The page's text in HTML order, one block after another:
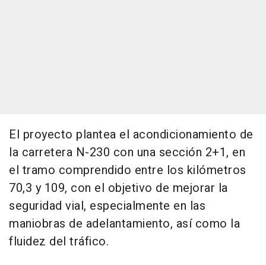
El proyecto plantea el acondicionamiento de
la carretera N-230 con una sección 2+1, en
el tramo comprendido entre los kilómetros
70,3 y 109, con el objetivo de mejorar la
seguridad vial, especialmente en las
maniobras de adelantamiento, así como la
fluidez del tráfico.